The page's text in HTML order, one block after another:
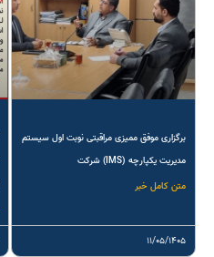
برگزاری موفق ممیزی مراقبتی نوبت اول سیستم
مدیریت یکپارچه (IMS) شرکت
متن کامل خبر
۱۱/۰۵/۱۴۰۵